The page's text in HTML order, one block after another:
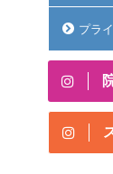
プラ